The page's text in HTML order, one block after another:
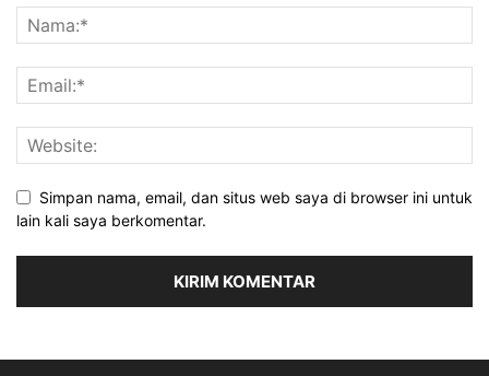
Simpan nama, email, dan situs web saya di browser ini untuk
lain kali saya berkomentar.